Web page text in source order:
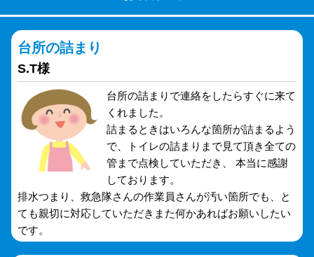
台所の詰まり
S.T様
台所の詰まりで連絡をしたらすぐに来て
くれました。
詰まるときはいろんな箇所が詰まるよう
で、トイレの詰まりまで見て頂き全ての
管まで点検していただき、 本当に感謝
しております。
排水つまり、救急隊さんの作業員さんが汚い箇所でも、と
ても親切に対応していただきまた何かあればお願いしたい
です。